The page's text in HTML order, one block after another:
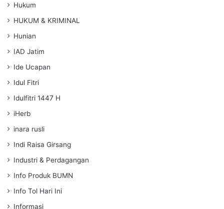
Hukum
HUKUM & KRIMINAL
Hunian
IAD Jatim
Ide Ucapan
Idul Fitri
Idulfitri 1447 H
iHerb
inara rusli
Indi Raisa Girsang
Industri & Perdagangan
Info Produk BUMN
Info Tol Hari Ini
Informasi